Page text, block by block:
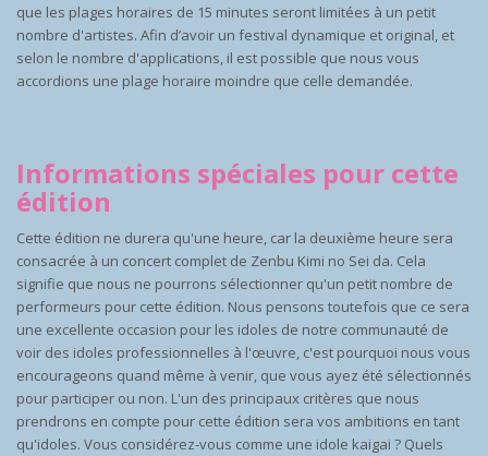
que les plages horaires de 15 minutes seront limitées à un petit
nombre d'artistes. Afin d’avoir un festival dynamique et original, et
selon le nombre d'applications, il est possible que nous vous
accordions une plage horaire moindre que celle demandée.
Informations spéciales pour cette
édition
Cette édition ne durera qu'une heure, car la deuxième heure sera
consacrée à un concert complet de Zenbu Kimi no Sei da. Cela
signifie que nous ne pourrons sélectionner qu'un petit nombre de
performeurs pour cette édition. Nous pensons toutefois que ce sera
une excellente occasion pour les idoles de notre communauté de
voir des idoles professionnelles à l'œuvre, c'est pourquoi nous vous
encourageons quand même à venir, que vous ayez été sélectionnés
pour participer ou non. L'un des principaux critères que nous
prendrons en compte pour cette édition sera vos ambitions en tant
qu'idoles. Vous considérez-vous comme une idole kaigai ? Quels